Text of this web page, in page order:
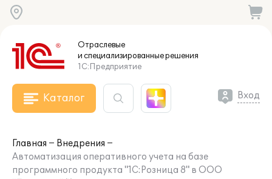
Отраслевые
и специализированныерешения
1С:Предприятие
Каталог Вход
Главная
Внедрения
Автоматизация оперативного учета на базе
программного продукта "1С:Розница 8" в ООО